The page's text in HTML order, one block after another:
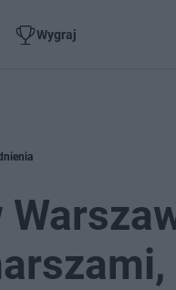
Wygraj